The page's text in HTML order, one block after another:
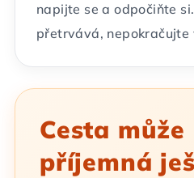
napijte se a odpočiňte
přetrvává, nepokračujte
Cesta
příjemná